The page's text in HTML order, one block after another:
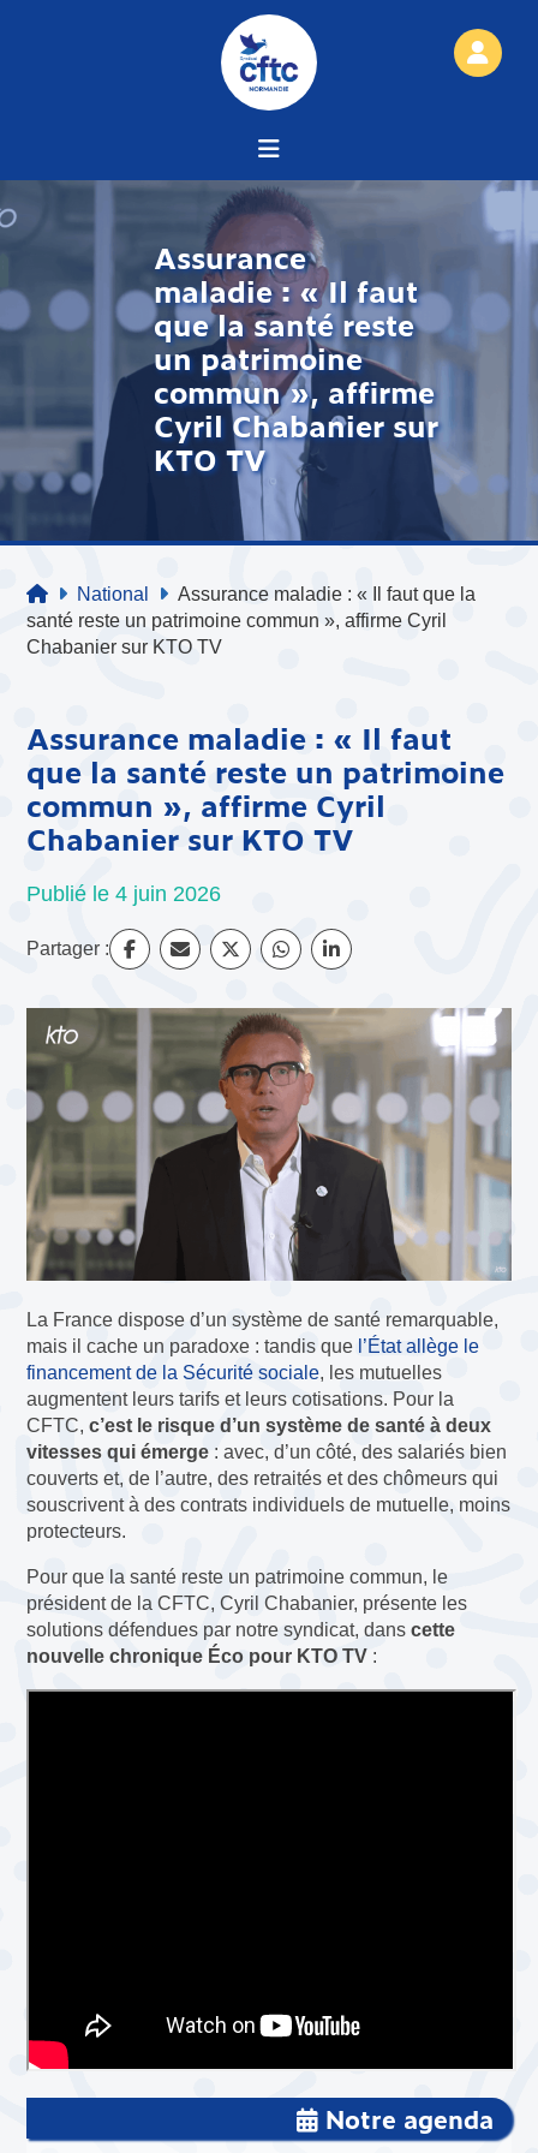
Assurance
maladie : « Il faut
que la santé reste
un patrimoine
commun », affirme
Cyril Chabanier sur
KTO TV
National
Assurance maladie : « Il faut que la
santé reste un patrimoine commun », affirme Cyril
Chabanier sur KTO TV
Assurance maladie : « Il faut
que la santé reste un patrimoine
commun », affirme Cyril
Chabanier sur KTO TV
Publié le 4 juin 2026
Partager :
La France dispose d’un système de santé remarquable,
mais il cache un paradoxe : tandis que l’État allège le
financement de la Sécurité sociale, les mutuelles
augmentent leurs tarifs et leurs cotisations. Pour la
CFTC,c’est le risque d’un système de santé à deux
vitesses qui émerge : avec, d’un côté, des salariés bien
couverts et, de l’autre, des retraités et des chômeurs qui
souscrivent à des contrats individuels de mutuelle, moins
protecteurs.
Pour que la santé reste un patrimoine commun, le
président de la CFTC, Cyril Chabanier, présente les
solutions défendues par notre syndicat, danscette
nouvelle chronique Éco pour KTO TV :
Notre agenda